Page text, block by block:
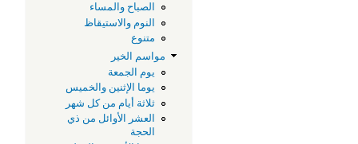
الصباح والمساء
النوم والاستيقاظ
متنوع
مواسم الخير
يوم الجمعة
يوما الإثنين والخميس
ثلاثة أيام من كل شهر
العشر الأوائل من ذي
الحجة